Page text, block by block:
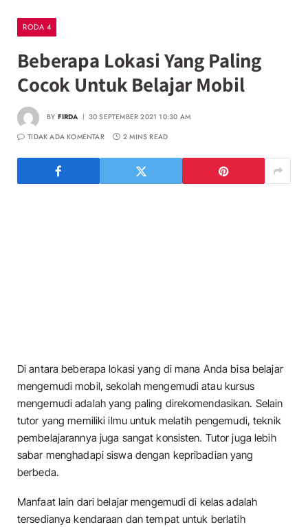
RODA 4
Beberapa Lokasi Yang Paling
Cocok Untuk Belajar Mobil
BY FIRDA
30 SEPTEMBER 2021 10:30 AM
TIDAK ADA KOMENTAR
2 MINS READ
Di antara beberapa lokasi yang di mana Anda bisa belajar
mengemudi mobil, sekolah mengemudi atau kursus
mengemudi adalah yang paling direkomendasikan. Selain
tutor yang memiliki ilmu untuk melatih pengemudi, teknik
pembelajarannya juga sangat konsisten. Tutor juga lebih
sabar menghadapi siswa dengan kepribadian yang
berbeda.
Manfaat lain dari belajar mengemudi di kelas adalah
tersedianya kendaraan dan tempat untuk berlatih